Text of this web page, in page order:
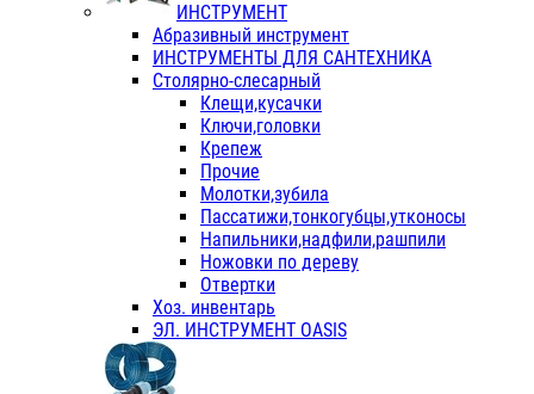
ИНСТРУМЕНТ
Абразивный инструмент
ИНСТРУМЕНТЫ ДЛЯ САНТЕХНИКА
Столярно-слесарный
Клещи,кусачки
Ключи,головки
Крепеж
Прочие
Молотки,зубила
Пассатижи,тонкогубцы,утконосы
Напильники,надфили,рашпили
Ножовки по дереву
Отвертки
Хоз. инвентарь
ЭЛ. ИНСТРУМЕНТ OASIS